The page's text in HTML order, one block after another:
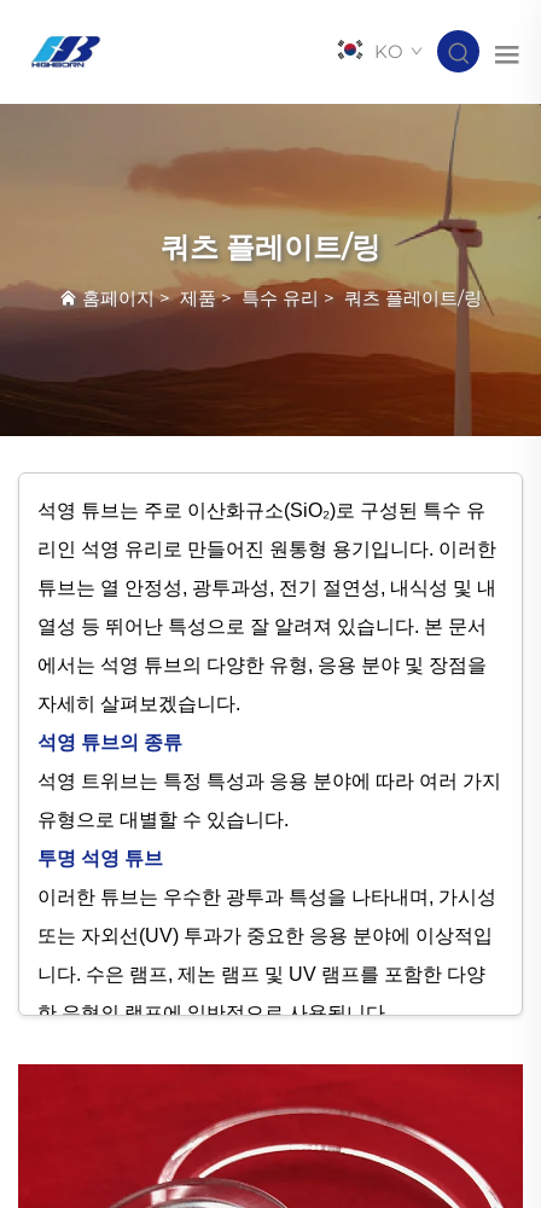
KO
쿼츠 플레이트/링
홈페이지>제품>특수 유리 > 쿼츠 플레이트/링
석영 튜브는 주로 이산화규소(SiO₂)로 구성된 특수 유
리인 석영 유리로 만들어진 원통형 용기입니다. 이러한
튜브는 열 안정성, 광투과성, 전기 절연성, 내식성 및 내
열성 등 뛰어난 특성으로 잘 알려져 있습니다. 본 문서
에서는 석영 튜브의 다양한 유형, 응용 분야 및 장점을
자세히 살펴보겠습니다.
석영 튜브의 종류
석영 트위브는 특정 특성과 응용 분야에 따라 여러 가지
유형으로 대별할 수 있습니다.
투명 석영 튜브
이러한 튜브는 우수한 광투과 특성을 나타내며, 가시성
또는 자외선(UV) 투과가 중요한 응용 분야에 이상적입
니다. 수은 램프, 제논 램프 및 UV 램프를 포함한 다양
한 유형의 램프에 일반적으로 사용됩니다.
면서 가시광선이 통과할 수 있도록 특별히 설계되었습
니다. 이러한 튜브는 썬베드, 광선 요법 장치 및 UV 살